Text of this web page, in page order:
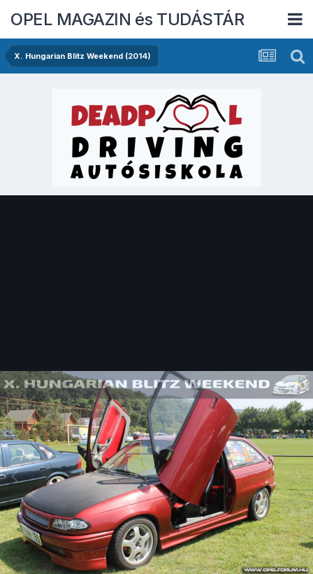
OPEL MAGAZIN és TUDÁSTÁR
X. Hungarian Blitz Weekend (2014)